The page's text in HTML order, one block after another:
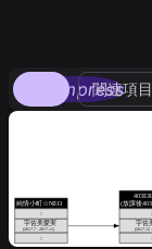
compress
関連項目